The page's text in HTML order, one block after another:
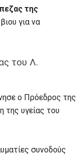
της
για να
του Λ.
ο Πρόεδρος της
υγείας του
συνοδούς